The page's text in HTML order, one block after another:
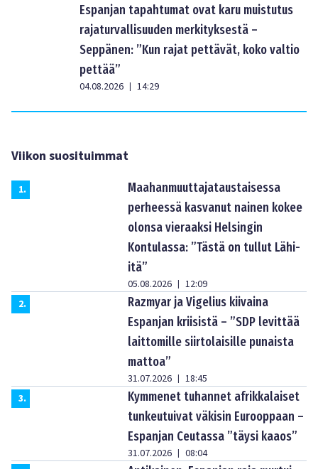
Espanjan tapahtumat ovat karu muistutus
rajaturvallisuuden merkityksestä –
Seppänen: ”Kun rajat pettävät, koko valtio
pettää”
04.08.2026 | 14:29
Viikon suosituimmat
1.
Maahanmuuttajataustaisessa
perheessä kasvanut nainen kokee
olonsa vieraaksi Helsingin
Kontulassa: ”Tästä on tullut Lähi-
itä”
05.08.2026 | 12:09
2.
Razmyar ja Vigelius kiivaina
Espanjan kriisistä – ”SDP levittää
laittomille siirtolaisille punaista
mattoa”
31.07.2026 | 18:45
3.
Kymmenet tuhannet afrikkalaiset
tunkeutuivat väkisin Eurooppaan –
Espanjan Ceutassa ”täysi kaaos”
31.07.2026 | 08:04